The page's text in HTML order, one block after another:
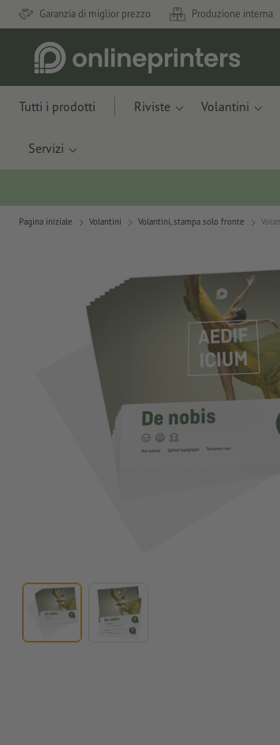
Garanzia di miglior prezzo Produzione interna
Tutti i prodotti Riviste Volantini
Servizi
Pagina iniziale Volantini Volantini, stampa solo fronte